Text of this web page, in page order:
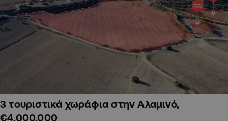
3 τουριστικά χωράφια στην Αλαμινό,
€4,000,000